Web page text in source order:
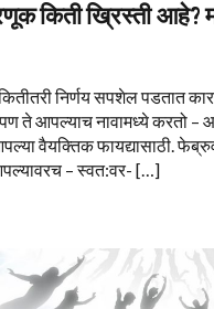
किती ख्रिस्ती आहे?
निर्णय सपशेल पडतात
आपल्याच नावामध्ये करतो –
वैयक्तिक फायद्यासाठी.
– स्वत:वर- […]